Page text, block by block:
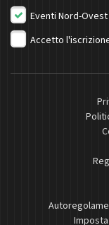
Eventi Nord-Ovest
Accetto